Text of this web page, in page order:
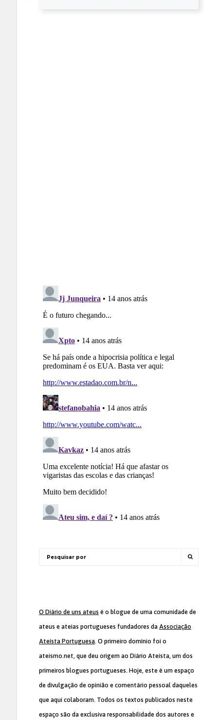
O Diário de uns ateus é o blogue de uma comunidade de
ateus e ateias portugueses fundadores da Associação
Ateísta Portuguesa. O primeiro domínio foi o
ateismo.net, que deu origem ao Diário Ateísta, um dos
primeiros blogues portugueses. Hoje, este é um espaço
de divulgação de opinião e comentário pessoal daqueles
que aqui colaboram. Todos os textos publicados neste
espaço são da exclusiva responsabilidade dos autores e